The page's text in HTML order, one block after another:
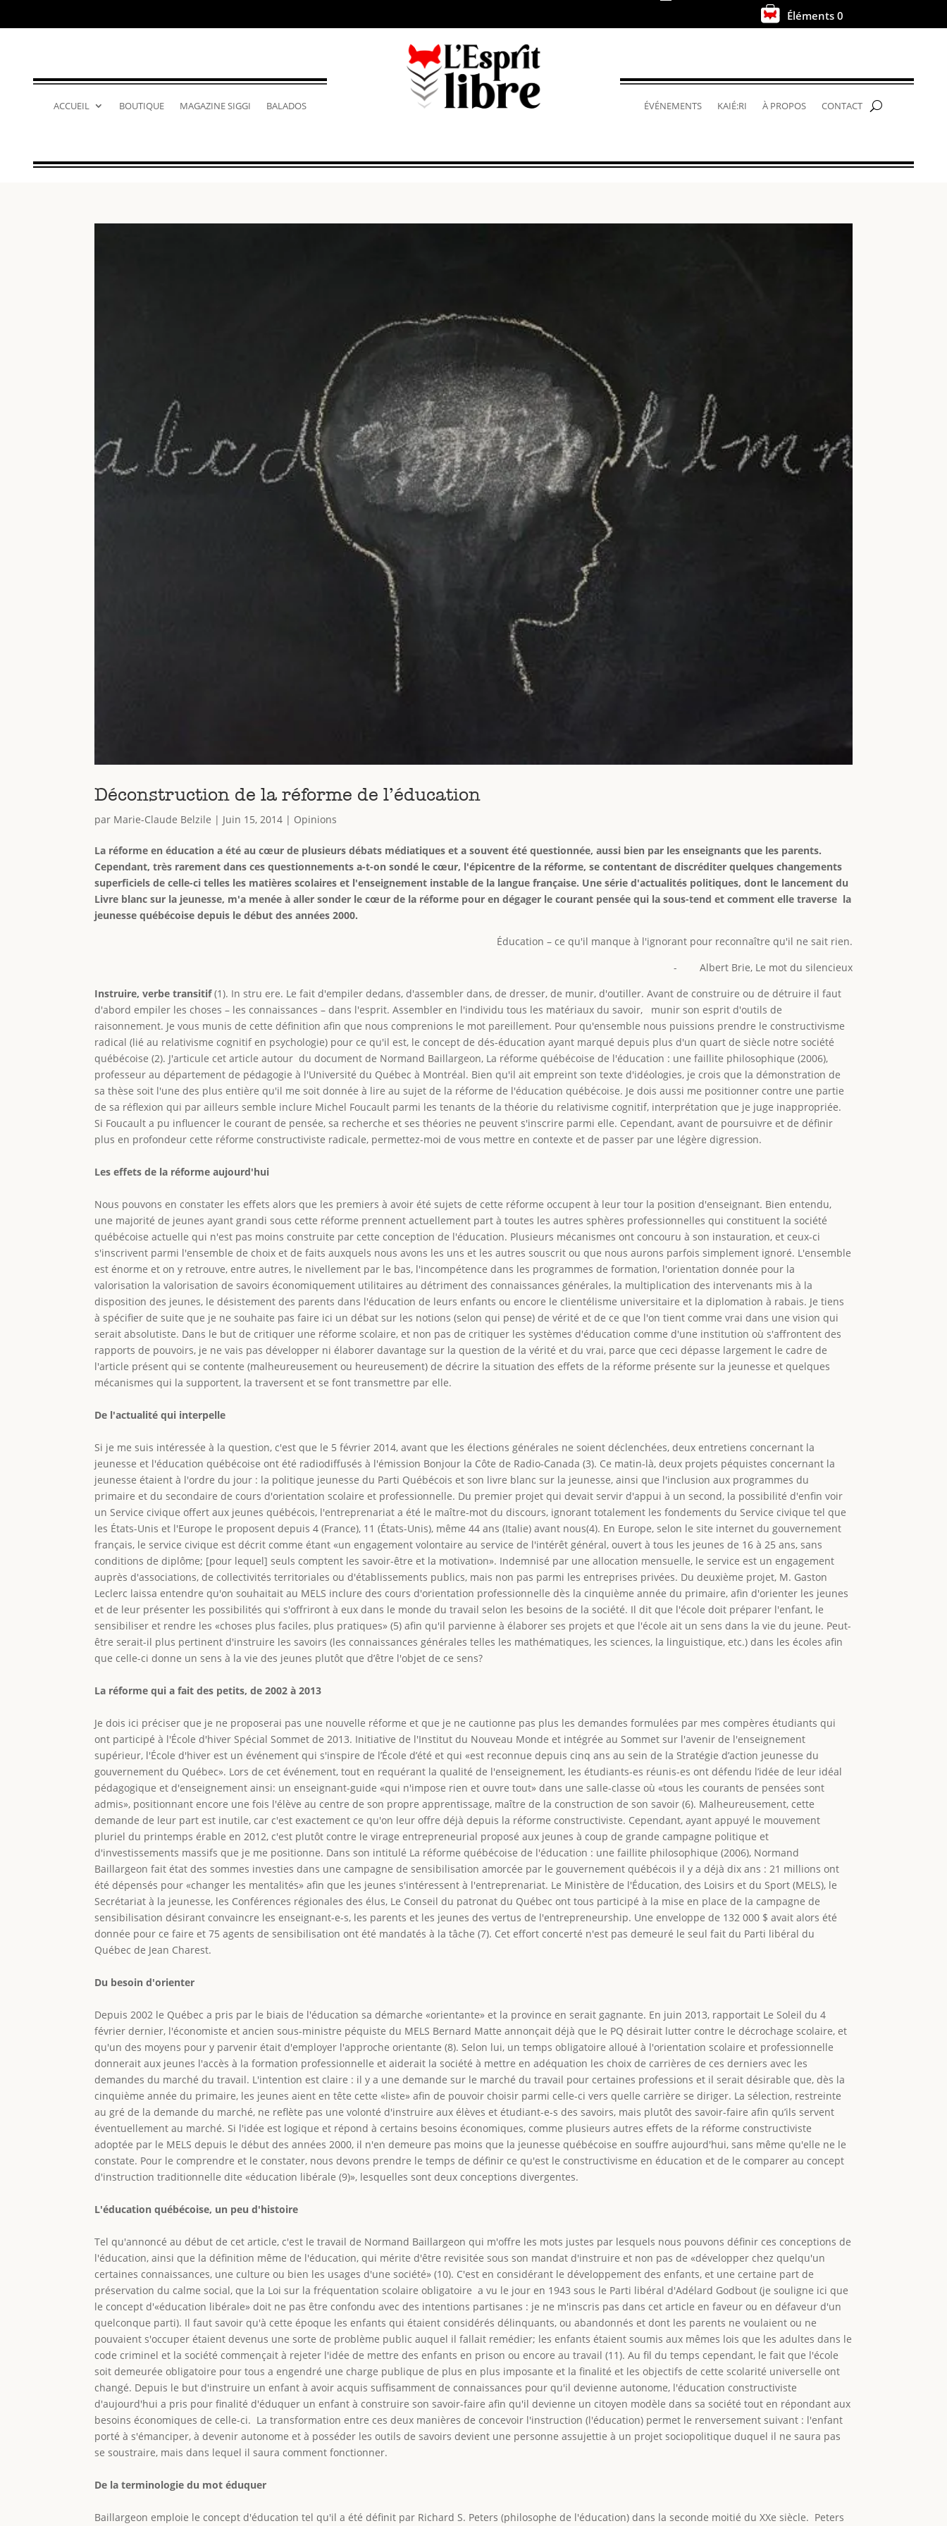
. Éléments 0
ACCUEIL BOUTIQUE MAGAZINE SIGGI BALADOS ÉVÉNEMENTS KAIÉ:RI À PROPOS CONTACT
Déconstruction de la réforme de l’éducation
par Marie-Claude Belzile | Juin 15, 2014 | Opinions
La réforme en éducation a été au cœur de plusieurs débats médiatiques et a souvent été questionnée, aussi bien par les enseignants que les parents.
Cependant, très rarement dans ces questionnements a-t-on sondé le cœur, l'épicentre de la réforme, se contentant de discréditer quelques changements
superficiels de celle-ci telles les matières scolaires et l'enseignement instable de la langue française. Une série d'actualités politiques, dont le lancement du
Livre blanc sur la jeunesse, m'a menée à aller sonder le cœur de la réforme pour en dégager le courant pensée qui la sous-tend et comment elle traverse la
jeunesse québécoise depuis le début des années 2000.
Éducation – ce qu'il manque à l'ignorant pour reconnaître qu'il ne sait rien.
- Albert Brie, Le mot du silencieux
Instruire, verbe transitif(1). In stru ere. Le fait d'empiler dedans, d'assembler dans, de dresser, de munir, d'outiller. Avant de construire ou de détruire il faut
d'abord empiler les choses – les connaissances – dans l'esprit. Assembler en l'individu tous les matériaux du savoir, munir son esprit d'outils de
raisonnement. Je vous munis de cette définition afin que nous comprenions le mot pareillement. Pour qu'ensemble nous puissions prendre le constructivisme
radical (lié au relativisme cognitif en psychologie) pour ce qu'il est, le concept de dés-éducation ayant marqué depuis plus d'un quart de siècle notre société
québécoise (2). J'articule cet article autour du document de Normand Baillargeon, La réforme québécoise de l'éducation : une faillite philosophique (2006),
professeur au département de pédagogie à l'Université du Québec à Montréal. Bien qu'il ait empreint son texte d'idéologies, je crois que la démonstration de
sa thèse soit l'une des plus entière qu'il me soit donnée à lire au sujet de la réforme de l'éducation québécoise. Je dois aussi me positionner contre une partie
de sa réflexion qui par ailleurs semble inclure Michel Foucault parmi les tenants de la théorie du relativisme cognitif, interprétation que je juge inappropriée.
Si Foucault a pu influencer le courant de pensée, sa recherche et ses théories ne peuvent s'inscrire parmi elle. Cependant, avant de poursuivre et de définir
plus en profondeur cette réforme constructiviste radicale, permettez-moi de vous mettre en contexte et de passer par une légère digression.
Les effets de la réforme aujourd'hui
Nous pouvons en constater les effets alors que les premiers à avoir été sujets de cette réforme occupent à leur tour la position d'enseignant. Bien entendu,
une majorité de jeunes ayant grandi sous cette réforme prennent actuellement part à toutes les autres sphères professionnelles qui constituent la société
québécoise actuelle qui n'est pas moins construite par cette conception de l'éducation. Plusieurs mécanismes ont concouru à son instauration, et ceux-ci
s'inscrivent parmi l'ensemble de choix et de faits auxquels nous avons les uns et les autres souscrit ou que nous aurons parfois simplement ignoré. L'ensemble
est énorme et on y retrouve, entre autres, le nivellement par le bas, l'incompétence dans les programmes de formation, l'orientation donnée pour la
valorisation la valorisation de savoirs économiquement utilitaires au détriment des connaissances générales, la multiplication des intervenants mis à la
disposition des jeunes, le désistement des parents dans l'éducation de leurs enfants ou encore le clientélisme universitaire et la diplomation à rabais. Je tiens
à spécifier de suite que je ne souhaite pas faire ici un débat sur les notions (selon qui pense) de vérité et de ce que l'on tient comme vrai dans une vision qui
serait absolutiste. Dans le but de critiquer une réforme scolaire, et non pas de critiquer les systèmes d'éducation comme d'une institution où s'affrontent des
rapports de pouvoirs, je ne vais pas développer ni élaborer davantage sur la question de la vérité et du vrai, parce que ceci dépasse largement le cadre de
l'article présent qui se contente (malheureusement ou heureusement) de décrire la situation des effets de la réforme présente sur la jeunesse et quelques
mécanismes qui la supportent, la traversent et se font transmettre par elle.
De l'actualité qui interpelle
Si je me suis intéressée à la question, c'est que le 5 février 2014, avant que les élections générales ne soient déclenchées, deux entretiens concernant la
jeunesse et l'éducation québécoise ont été radiodiffusés à l'émission Bonjour la Côte de Radio-Canada (3). Ce matin-là, deux projets péquistes concernant la
jeunesse étaient à l'ordre du jour : la politique jeunesse du Parti Québécois et son livre blanc sur la jeunesse, ainsi que l'inclusion aux programmes du
primaire et du secondaire de cours d'orientation scolaire et professionnelle. Du premier projet qui devait servir d'appui à un second, la possibilité d'enfin voir
un Service civique offert aux jeunes québécois, l'entreprenariat a été le maître-mot du discours, ignorant totalement les fondements du Service civique tel que
les États-Unis et l'Europe le proposent depuis 4 (France), 11 (États-Unis), même 44 ans (Italie) avant nous(4). En Europe, selon le site internet du gouvernement
français, le service civique est décrit comme étant «un engagement volontaire au service de l'intérêt général, ouvert à tous les jeunes de 16 à 25 ans, sans
conditions de diplôme; [pour lequel] seuls comptent les savoir-être et la motivation». Indemnisé par une allocation mensuelle, le service est un engagement
auprès d'associations, de collectivités territoriales ou d'établissements publics, mais non pas parmi les entreprises privées. Du deuxième projet, M. Gaston
Leclerc laissa entendre qu'on souhaitait au MELS inclure des cours d'orientation professionnelle dès la cinquième année du primaire, afin d'orienter les jeunes
et de leur présenter les possibilités qui s'offriront à eux dans le monde du travail selon les besoins de la société. Il dit que l'école doit préparer l'enfant, le
sensibiliser et rendre les «choses plus faciles, plus pratiques» (5) afin qu'il parvienne à élaborer ses projets et que l'école ait un sens dans la vie du jeune. Peut-
être serait-il plus pertinent d'instruire les savoirs (les connaissances générales telles les mathématiques, les sciences, la linguistique, etc.) dans les écoles afin
que celle-ci donne un sens à la vie des jeunes plutôt que d’être l'objet de ce sens?
La réforme qui a fait des petits, de 2002 à 2013
Je dois ici préciser que je ne proposerai pas une nouvelle réforme et que je ne cautionne pas plus les demandes formulées par mes compères étudiants qui
ont participé à l'École d'hiver Spécial Sommet de 2013. Initiative de l'Institut du Nouveau Monde et intégrée au Sommet sur l'avenir de l'enseignement
supérieur, l'École d'hiver est un événement qui s'inspire de l’École d’été et qui «est reconnue depuis cinq ans au sein de la Stratégie d’action jeunesse du
gouvernement du Québec». Lors de cet événement, tout en requérant la qualité de l'enseignement, les étudiants-es réunis-es ont défendu l’idée de leur idéal
pédagogique et d'enseignement ainsi: un enseignant-guide «qui n'impose rien et ouvre tout» dans une salle-classe où «tous les courants de pensées sont
admis», positionnant encore une fois l'élève au centre de son propre apprentissage, maître de la construction de son savoir (6). Malheureusement, cette
demande de leur part est inutile, car c'est exactement ce qu'on leur offre déjà depuis la réforme constructiviste. Cependant, ayant appuyé le mouvement
pluriel du printemps érable en 2012, c'est plutôt contre le virage entrepreneurial proposé aux jeunes à coup de grande campagne politique et
d'investissements massifs que je me positionne. Dans son intitulé La réforme québécoise de l'éducation : une faillite philosophique (2006), Normand
Baillargeon fait état des sommes investies dans une campagne de sensibilisation amorcée par le gouvernement québécois il y a déjà dix ans : 21 millions ont
été dépensés pour «changer les mentalités» afin que les jeunes s'intéressent à l'entreprenariat. Le Ministère de l'Éducation, des Loisirs et du Sport (MELS), le
Secrétariat à la jeunesse, les Conférences régionales des élus, Le Conseil du patronat du Québec ont tous participé à la mise en place de la campagne de
sensibilisation désirant convaincre les enseignant-e-s, les parents et les jeunes des vertus de l'entrepreneurship. Une enveloppe de 132 000 $ avait alors été
donnée pour ce faire et 75 agents de sensibilisation ont été mandatés à la tâche (7). Cet effort concerté n'est pas demeuré le seul fait du Parti libéral du
Québec de Jean Charest.
Du besoin d'orienter
Depuis 2002 le Québec a pris par le biais de l'éducation sa démarche «orientante» et la province en serait gagnante. En juin 2013, rapportait Le Soleil du 4
février dernier, l'économiste et ancien sous-ministre péquiste du MELS Bernard Matte annonçait déjà que le PQ désirait lutter contre le décrochage scolaire, et
qu'un des moyens pour y parvenir était d'employer l'approche orientante (8). Selon lui, un temps obligatoire alloué à l'orientation scolaire et professionnelle
donnerait aux jeunes l'accès à la formation professionnelle et aiderait la société à mettre en adéquation les choix de carrières de ces derniers avec les
demandes du marché du travail. L'intention est claire : il y a une demande sur le marché du travail pour certaines professions et il serait désirable que, dès la
cinquième année du primaire, les jeunes aient en tête cette «liste» afin de pouvoir choisir parmi celle-ci vers quelle carrière se diriger. La sélection, restreinte
au gré de la demande du marché, ne reflète pas une volonté d'instruire aux élèves et étudiant-e-s des savoirs, mais plutôt des savoir-faire afin qu’ils servent
éventuellement au marché. Si l'idée est logique et répond à certains besoins économiques, comme plusieurs autres effets de la réforme constructiviste
adoptée par le MELS depuis le début des années 2000, il n'en demeure pas moins que la jeunesse québécoise en souffre aujourd'hui, sans même qu'elle ne le
constate. Pour le comprendre et le constater, nous devons prendre le temps de définir ce qu'est le constructivisme en éducation et de le comparer au concept
d'instruction traditionnelle dite «éducation libérale (9)», lesquelles sont deux conceptions divergentes.
L'éducation québécoise, un peu d'histoire
Tel qu'annoncé au début de cet article, c'est le travail de Normand Baillargeon qui m'offre les mots justes par lesquels nous pouvons définir ces conceptions de
l'éducation, ainsi que la définition même de l'éducation, qui mérite d'être revisitée sous son mandat d'instruire et non pas de «développer chez quelqu'un
certaines connaissances, une culture ou bien les usages d'une société» (10). C'est en considérant le développement des enfants, et une certaine part de
préservation du calme social, que la Loi sur la fréquentation scolaire obligatoire a vu le jour en 1943 sous le Parti libéral d'Adélard Godbout (je souligne ici que
le concept d'«éducation libérale» doit ne pas être confondu avec des intentions partisanes : je ne m'inscris pas dans cet article en faveur ou en défaveur d'un
quelconque parti). Il faut savoir qu'à cette époque les enfants qui étaient considérés délinquants, ou abandonnés et dont les parents ne voulaient ou ne
pouvaient s'occuper étaient devenus une sorte de problème public auquel il fallait remédier; les enfants étaient soumis aux mêmes lois que les adultes dans le
code criminel et la société commençait à rejeter l'idée de mettre des enfants en prison ou encore au travail (11). Au fil du temps cependant, le fait que l'école
soit demeurée obligatoire pour tous a engendré une charge publique de plus en plus imposante et la finalité et les objectifs de cette scolarité universelle ont
changé. Depuis le but d'instruire un enfant à avoir acquis suffisamment de connaissances pour qu'il devienne autonome, l'éducation constructiviste
d'aujourd'hui a pris pour finalité d'éduquer un enfant à construire son savoir-faire afin qu'il devienne un citoyen modèle dans sa société tout en répondant aux
besoins économiques de celle-ci. La transformation entre ces deux manières de concevoir l'instruction (l'éducation) permet le renversement suivant : l'enfant
porté à s'émanciper, à devenir autonome et à posséder les outils de savoirs devient une personne assujettie à un projet sociopolitique duquel il ne saura pas
se soustraire, mais dans lequel il saura comment fonctionner.
De la terminologie du mot éduquer
Baillargeon emploie le concept d'éducation tel qu'il a été définit par Richard S. Peters (philosophe de l'éducation) dans la seconde moitié du XXe siècle. Peters